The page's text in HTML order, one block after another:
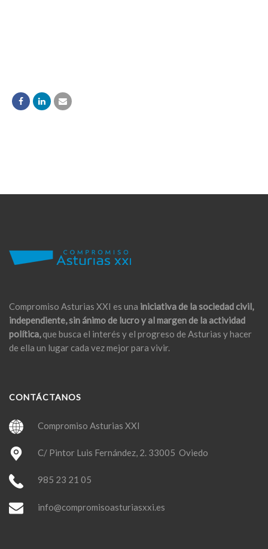
Compromiso Asturias XXI es una iniciativa de la sociedad civil,
independiente, sin ánimo de lucro y al margen de la actividad
política,que busca el interés y el progreso de Asturias y hacer
de ella un lugar cada vez mejor para vivir.
CONTÁCTANOS
Compromiso Asturias XXI
C/ Pintor Luis Fernández, 2. 33005 Oviedo
985 23 21 05
info@compromisoasturiasxxi.es